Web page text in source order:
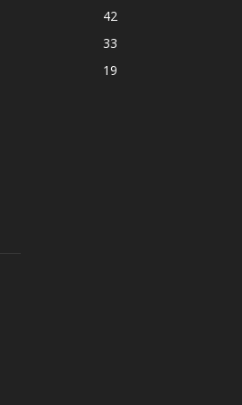
42
33
19